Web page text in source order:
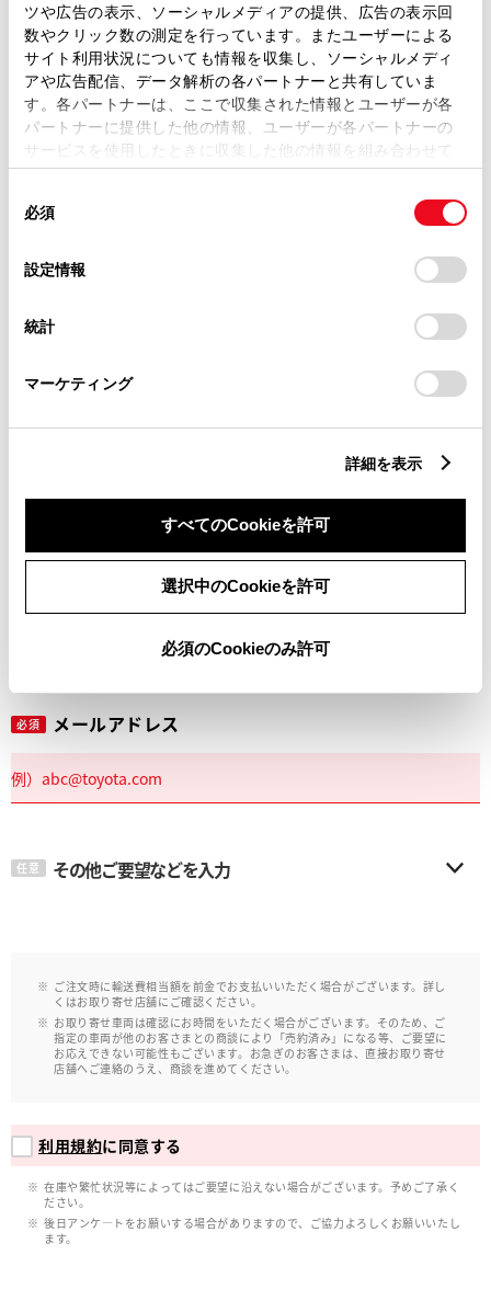
ツや広告の表示、ソーシャルメディアの提供、広告の表示回
数やクリック数の測定を行っています。またユーザーによる
サイト利用状況についても情報を収集し、ソーシャルメディ
アや広告配信、データ解析の各パートナーと共有していま
す。各パートナーは、ここで収集された情報とユーザーが各
パートナーに提供した他の情報、ユーザーが各パートナーの
サービスを使用したときに収集した他の情報を組み合わせて
使用することがあります。当ウェブサイトの使用を続行する
デバイスにすべてのCookie(クッキー)が保存されることに同
意したことになります。Cookie(クッキー)のオプトアウト、
設定の変更、同意を撤回したりするにあたっては、当社の
「Cookie（クッキー）情報の取り扱いについて
」をご覧くだ
必須
設定情報
統計
マーケティング
詳細を表示
すべてのCookieを許可
選択中のCookieを許可
必須のCookieのみ許可
必須 郵便番号
住所自動入力
必須 都道府県
必須 市区町村名
丁目番地
必須 メールアドレス
任意 その他ご要望などを入力
ご注文時に輸送費相当額を前金でお支払いいただく場合がございます。詳し
くはお取り寄せ店舗にご確認ください。
お取り寄せ車両は確認にお時間をいただく場合がございます。そのため、ご
指定の車両が他のお客さまとの商談により「売約済み」になる等、ご要望に
お応えできない可能性もございます。お急ぎのお客さまは、直接お取り寄せ
店舗へご連絡のうえ、商談を進めてください。
利用規約に同意する
在庫や繁忙状況等によってはご要望に沿えない場合がございます。予めご了承く
ださい。
後日アンケ―トをお願いする場合がありますので、ご協力よろしくお願いいたし
ます。